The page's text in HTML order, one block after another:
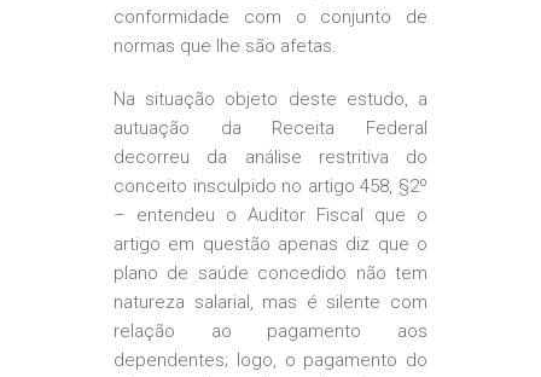
conformidade com o conjunto de
normas que lhe são afetas.
Na situação objeto deste estudo, a
autuação da Receita Federal
decorreu da análise restritiva do
conceito insculpido no artigo 458, §2º
– entendeu o Auditor Fiscal que o
artigo em questão apenas diz que o
plano de saúde concedido não tem
natureza salarial, mas é silente com
relação ao pagamento aos
dependentes; logo, o pagamento do